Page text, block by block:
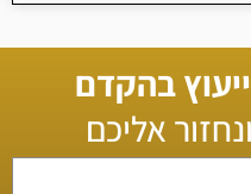
בהקדם
אליכם